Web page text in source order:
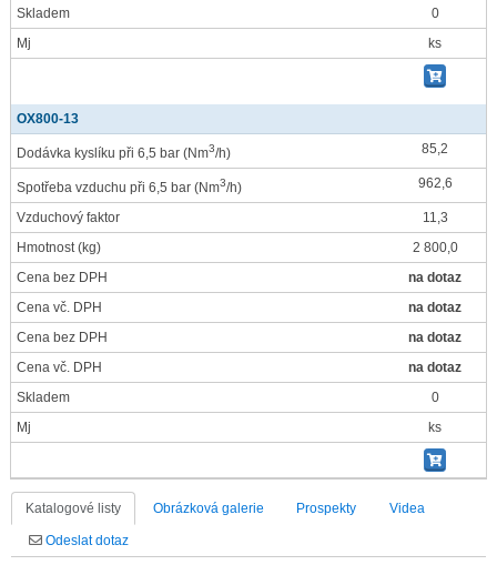
Skladem
0
Mj
ks
OX800-13
Dodávka kyslíku při 6,5 bar (Nm3/h) 85,2
Spotřeba vzduchu při 6,5 bar (Nm3/h) 962,6
Vzduchový faktor
11,3
Hmotnost(kg)
2 800,0
Cena bez DPH
na dotaz
Cena vč. DPH
na dotaz
Cena bez DPH
na dotaz
Cena vč. DPH
na dotaz
Skladem
0
Mj
ks
Katalogové listy Obrázková galerie Prospekty Videa
Odeslat dotaz